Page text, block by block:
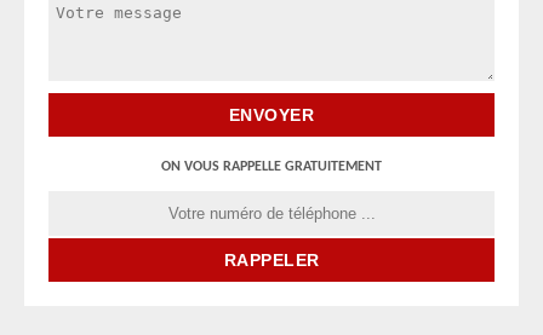
ON VOUS RAPPELLE GRATUITEMENT